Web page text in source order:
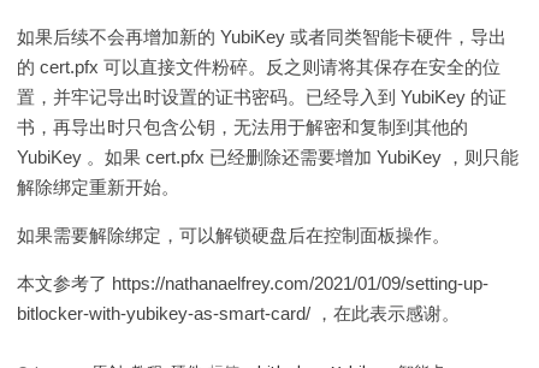
如果后续不会再增加新的 YubiKey 或者同类智能卡硬件，导出
的 cert.pfx 可以直接文件粉碎。反之则请将其保存在安全的位
置，并牢记导出时设置的证书密码。已经导入到 YubiKey 的证
书，再导出时只包含公钥，无法用于解密和复制到其他的
YubiKey 。如果 cert.pfx 已经删除还需要增加 YubiKey ，则只能
解除绑定重新开始。
如果需要解除绑定，可以解锁硬盘后在控制面板操作。
本文参考了 https://nathanaelfrey.com/2021/01/09/setting-up-
bitlocker-with-yubikey-as-smart-card/ ，在此表示感谢。